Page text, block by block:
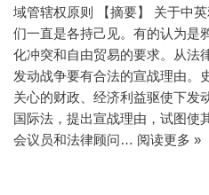
域管辖权原则 【摘要】 关于中
们一直是各持己见。有的认为是
化冲突和自由贸易的要求。从法
发动战争要有合法的宣战理由。
关心的财政、经济利益驱使下发
国际法，提出宣战理由，试图使
会议员和法律顾问… 阅读更多 »